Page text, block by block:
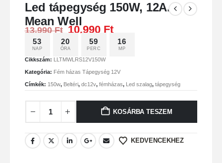
Led tápegység 150W, 12A.
Mean Well
13.990Ft 10.990 Ft
53
NAP
20
ÓRA
59
PERC
15
MP
Cikkszám: LLTMWLRS12V150W
Kategória: Fém házas Tápegység 12V
Címkék: 150w, Beltéri, dc12v, fémházas, Led szalag, tápegység
KOSÁRBA TESZEM
KEDVENCEKHEZ